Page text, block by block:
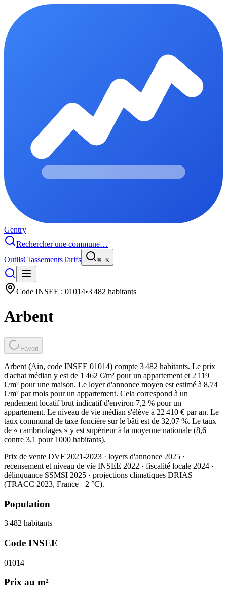
Gentry
Rechercher une commune…
OutilsClassementsTarifs ⌘ K
Code INSEE : 01014•3 482 habitants
Arbent
Favori
Arbent (Ain, code INSEE 01014) compte 3 482 habitants. Le prix
d'achat médian y est de 1 462 €/m² pour un appartement et 2 119
€/m² pour une maison. Le loyer d'annonce moyen est estimé à 8,74
€/m² par mois pour un appartement. Cela correspond à un
rendement locatif brut indicatif d'environ 7,2 % pour un
appartement. Le niveau de vie médian s'élève à 22 410 € par an. Le
taux communal de taxe foncière sur le bâti est de 32,07 %. Le taux
de « cambriolages » y est supérieur à la moyenne nationale (8,6
contre 3,1 pour 1000 habitants).
Prix de vente DVF 2021-2023 · loyers d'annonce 2025 ·
recensement et niveau de vie INSEE 2022 · fiscalité locale 2024 ·
délinquance SSMSI 2025 · projections climatiques DRIAS
(TRACC 2023, France +2 °C).
Population
3 482 habitants
Code INSEE
01014
Prix au m²